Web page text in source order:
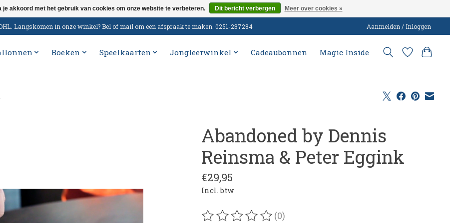
Langskomen in onze winkel? Bel of mail om een afspraak te maken. 0251-237284 Aanmelden / Inloggen
Boeken Speelkaarten Jongleerwinkel Cadeaubonnen Magic Inside
Abandoned by Dennis
Reinsma & Peter Eggink
€29,95
Incl. btw
(0)
je akkoord met het gebruik van cookies om onze website te verbeteren. Dit bericht verbergen Meer over cookies »